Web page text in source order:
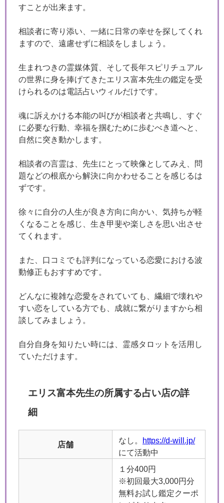
すことが出来ます。
相談者に寄り添い、一緒に日常の幸せを探してくれ
ますので、遠慮せずに相談をしましょう。
生まれつきの霊媒体質、そして長年スピリチュアル
の世界に身を捧げてきたエリス富本先生の鑑定を受
けられるのは電話占いウィルだけです。
魂に訴えかける本能の叫びが相談者と共鳴し、すぐ
に必要な行動、幸福を掴むために歩むべき道へと、
自然に突き動かします。
相談者の言霊は、先生にとって映像としてみえ、問
題などの根底から解決に向かわせることを感じるは
ずです。
徐々に自分の人生が良き方向に向かい、気持ちが軽
くなることを感じ、生き甲斐や楽しさを思い出させ
てくれます。
また、口コミでも評判になっている恋愛における波
動修正もおすすめです。
どんなに複雑な恋愛をされていても、繊細で壊れや
すい恋をしている方でも、成就に繋がりますから相
談してみましょう。
自分自身を知りたい時には、霊感タロットを活用し
ていただけます。
エリス富本先生の所属する占い店の詳
細
店舗 なし。
https://d-will.jp/
にて活動中
１分400円
※初回最大3,000円分
無料お試し鑑定クーポ